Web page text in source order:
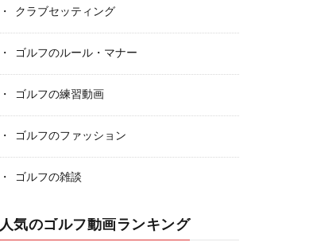
クラブセッティング
ゴルフのルール・マナー
ゴルフの練習動画
ゴルフのファッション
ゴルフの雑談
人気のゴルフ動画ランキング